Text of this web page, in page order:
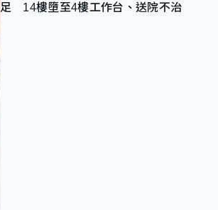
足 14樓墮至4樓工作台、送院不治